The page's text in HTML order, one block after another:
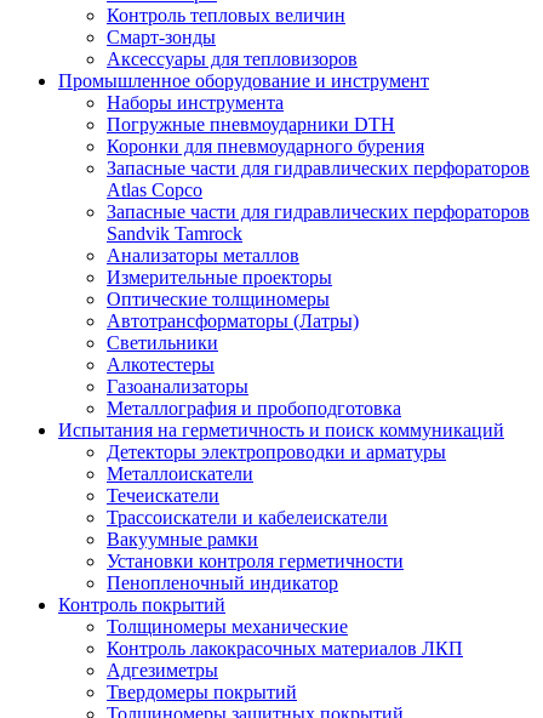
Контроль тепловых величин
Смарт-зонды
Аксессуары для тепловизоров
Промышленное оборудование и инструмент
Наборы инструмента
Погружные пневмоударники DTH
Коронки для пневмоударного бурения
Запасные части для гидравлических перфораторов
Atlas Copco
Запасные части для гидравлических перфораторов
Sandvik Tamrock
Анализаторы металлов
Измерительные проекторы
Оптические толщиномеры
Автотрансформаторы (Латры)
Светильники
Алкотестеры
Газоанализаторы
Металлография и пробоподготовка
Испытания на герметичность и поиск коммуникаций
Детекторы электропроводки и арматуры
Металлоискатели
Течеискатели
Трассоискатели и кабелеискатели
Вакуумные рамки
Установки контроля герметичности
Пенопленочный индикатор
Контроль покрытий
Толщиномеры механические
Контроль лакокрасочных материалов ЛКП
Адгезиметры
Твердомеры покрытий
Толщиномеры защитных покрытий